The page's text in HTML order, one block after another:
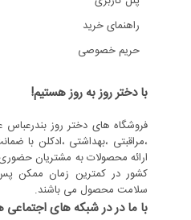
راهنمای خرید
حریم خصوصی
با دختر روز به روز هستیم!
فروشگاه های دختر روز
،مراقبتی ،بهداشتی ،ادکلن با
ارائه محصولات به مشتریان
کشور در کمترین زمان ممکن
سلامت محصول می باشند.
با ما در در شبکه های اجتماعی